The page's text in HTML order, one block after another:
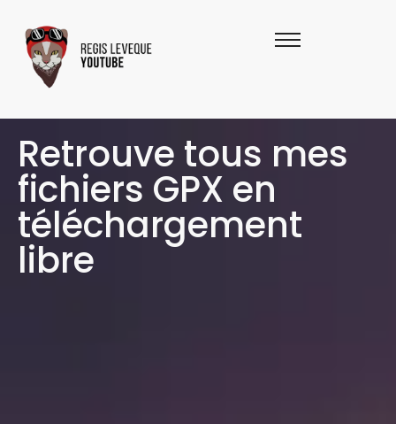
Retrouve tous mes
fichiers GPX en
téléchargement
libre